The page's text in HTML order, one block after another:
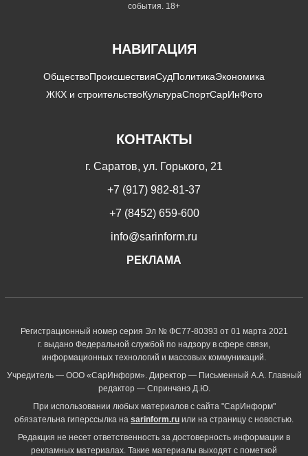
события. 18+
НАВИГАЦИЯ
ОбществоПроисшествияСудПолитикаЭкономика
ЖКХ и строительствоКультураСпортСарИнФото
КОНТАКТЫ
г. Саратов, ул. Горького, 21
+7 (917) 982-81-37
+7 (8452) 659-600
info@sarinform.ru
РЕКЛАМА
Регистрационный номер серия Эл № ФС77-80393 от 01 марта 2021
г. выдано Федеральной службой по надзору в сфере связи,
информационных технологий и массовых коммуникаций.
Учредитель — ООО «СарИнформ». Директор — Письменный А.А. Главный
редактор — Спринчанэ Д.Ю.
При использовании любых материалов с сайта "СарИнформ"
обязательна гиперссылка на sarinform.ru или на страницу с новостью.
Редакция не несет ответственность за достоверность информации в
рекламных материалах. Такие материалы выходят с пометкой